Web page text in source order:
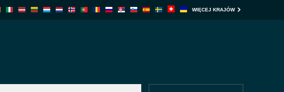
WIĘCEJ KRAJÓW